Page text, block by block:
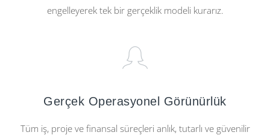
engelleyerek tek bir gerçeklik modeli kurarız.
Gerçek Operasyonel Görünürlük
Tüm iş, proje ve finansal süreçleri anlık, tutarlı ve güvenilir